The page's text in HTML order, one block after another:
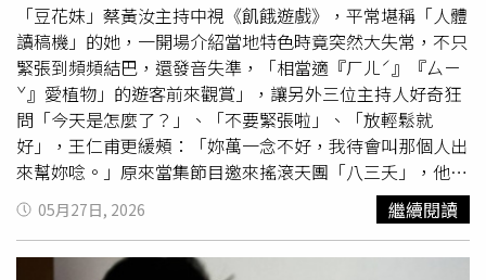
「豆花妹」蔡黃汝主持中視《飢餓遊戲》，平常堪稱「人體
讀稿機」的她，一開場介紹當地特色時竟突然大失常，不只
緊張到頻頻結巴，還發音失準，「相當適『ㄏㄦˊ』『ㄙㄧ
ˇ』愛植物」的遊客前來觀賞」，讓另外三位主持人好奇狂
問「今天是怎麼了？」、「不要緊張啦」、「放輕鬆就
好」，王仁甫更緩頰：「妳萬一念不好，我待會叫那個人出
來幫妳唸。」原來當集節目邀來搖滾天團「八三夭」，他們
除了宣傳新專輯《沒有翅膀的人》，也預告將站上台北小巨
蛋舉辦巡迴演唱會。從未參加過外景綜藝的「八三夭」，把
第一次獻給《飢餓遊戲》。孫協志也當場爆料：「我們真的
05月27日, 2026 繼續閱讀